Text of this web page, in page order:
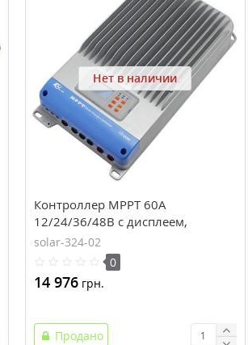
Нет в наличии
Контроллер MPPT 60A
12/24/36/48В с дисплеем,
(iT6415ND), EPsolar(EPEVR)
solar-324-02
0
14 976 грн.
Продано